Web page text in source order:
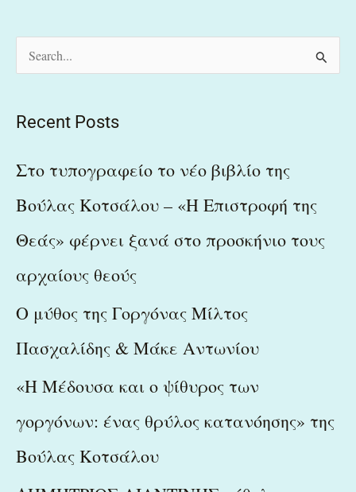
c
f
o
Recent Posts
Στο τυπογραφείο το νέο βιβλίο της
Βούλας Κοτσάλου – «Η Επιστροφή της
Θεάς» φέρνει ξανά στο προσκήνιο τους
αρχαίους θεούς
Ο μύθος της Γοργόνας Μίλτος
Πασχαλίδης & Μάκε Αντωνίου
«Η Μέδουσα και ο ψίθυρος των
γοργόνων: ένας θρύλος κατανόησης» της
Βούλας Κοτσάλου